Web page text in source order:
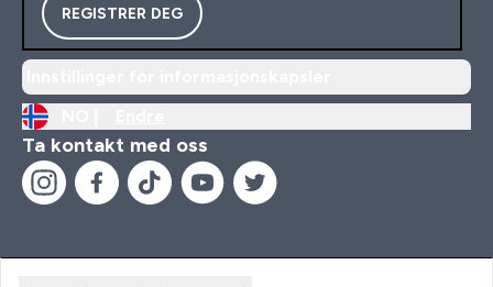
REGISTRER DEG
Ta kontakt med oss